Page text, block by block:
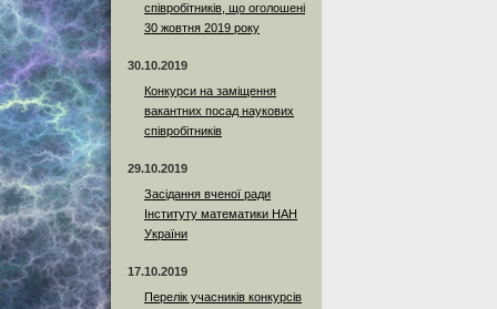
співробітників, що оголошені
30 жовтня 2019 року
30.10.2019
Конкурси на заміщення
вакантних посад наукових
співробітників
29.10.2019
Засідання вченої ради
Інституту математики НАН
України
17.10.2019
Перелік учасників конкурсів